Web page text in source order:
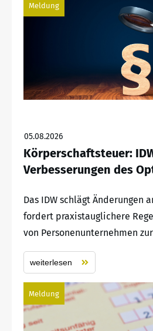
Meldung
05.08.2026
Körperschaftsteuer:
Verbesserungen des
Das IDW schlägt Änderungen
fordert praxistauglichere
von Personenunternehmen
weiterlesen
Meldung